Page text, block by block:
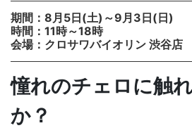
期間：8月5日(土)～9月3日(日)
時間：11時～18時
会場：クロサワバイオリン 渋谷店
憧れのチェロに触
か？